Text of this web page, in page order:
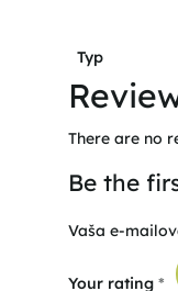
Typ
There are no
Be the
Vaša e-
Your rating *